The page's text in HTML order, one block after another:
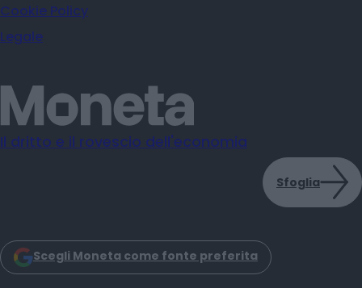
Cookie Policy
Legale
Il dritto e il rovescio dell'economia
Sfoglia
Scegli Moneta come fonte preferita